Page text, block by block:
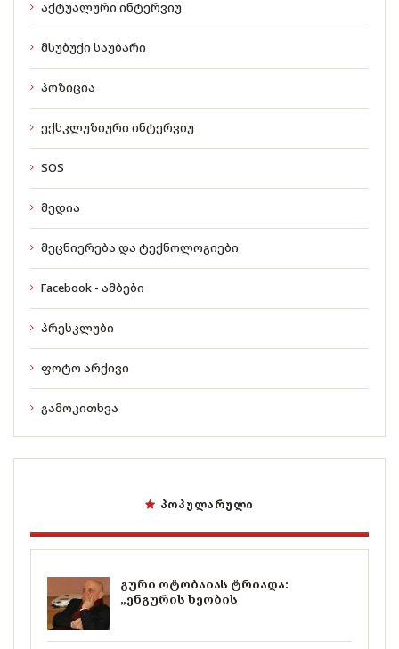
აქტუალური ინტერვიუ
მსუბუქი საუბარი
პოზიცია
ექსკლუზიური ინტერვიუ
SOS
მედია
მეცნიერება და ტექნოლოგიები
Facebook - ამბები
პრესკლუბი
ფოტო არქივი
გამოკითხვა
ᲞᲝᲞᲣᲚᲐᲠᲣᲚᲘ
გური ოტობაიას ტრიადა:
„ენგურის ხეობის